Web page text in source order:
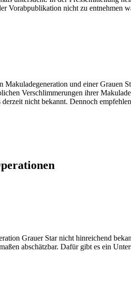
Vorabpublikation nicht zu entnehmen
und einer Grauen
Verschlimmerungen ihrer
nicht bekannt. Dennoch
Grauer Star nicht hinreichend
abschätzbar. Dafür gibt es ein